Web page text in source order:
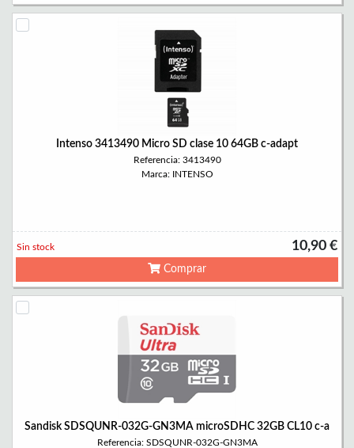
Intenso 3413490 Micro SD clase 10 64GB c-adapt
Referencia: 3413490
Marca: INTENSO
10,90 €
Sin stock
Comprar
Sandisk SDSQUNR-032G-GN3MA microSDHC 32GB CL10 c-a
Referencia: SDSQUNR-032G-GN3MA